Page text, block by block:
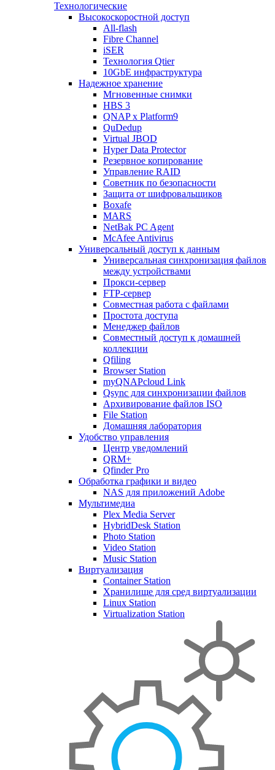
Технологические
Высокоскоростной доступ
All-flash
Fibre Channel
iSER
Технология Qtier
10GbE инфраструктура
Надежное хранение
Мгновенные снимки
HBS 3
QNAP x Platform9
QuDedup
Virtual JBOD
Hyper Data Protector
Резервное копирование
Управление RAID
Советник по безопасности
Защита от шифровальщиков
Boxafe
MARS
NetBak PC Agent
McAfee Antivirus
Универсальный доступ к данным
Универсальная синхронизация файлов
между устройствами
Прокси-сервер
FTP-сервер
Совместная работа с файлами
Простота доступа
Менеджер файлов
Совместный доступ к домашней
коллекции
Qfiling
Browser Station
myQNAPcloud Link
Qsync для синхронизации файлов
Архивирование файлов ISO
File Station
Домашняя лаборатория
Удобство управления
Центр уведомлений
QRM+
Qfinder Pro
Обработка графики и видео
NAS для приложений Adobe
Мультимедиа
Plex Media Server
HybridDesk Station
Photo Station
Video Station
Music Station
Виртуализация
Container Station
Хранилище для сред виртуализации
Linux Station
Virtualization Station